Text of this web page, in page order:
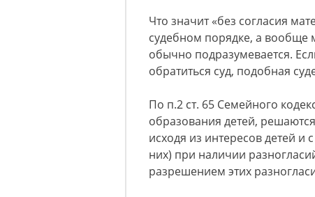
Что значит «без согласия
судебном порядке, а вообще
обычно подразумевается.
обратиться суд, подобная
По п.2 ст. 65 Семейного
образования детей,
исходя из интересов детей и
них) при наличии
разрешением этих